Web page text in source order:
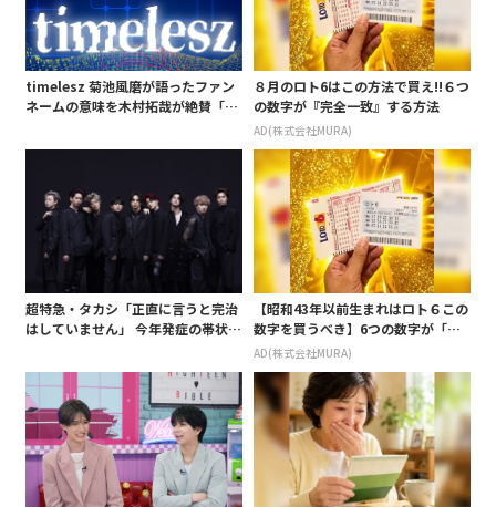
timelesz 菊池風磨が語ったファン
ネームの意味を木村拓哉が絶賛「考
８月のロト6はこの方法で買え!!６つ
の数字が『完全一致』する方法
AD(株式会社MURA)
超特急・タカシ「正直に言うと完治
はしていません」 今年発症の帯状疱
白 後遺症も語る
【昭和43年以前生まれはロト６この
数字を買うべき】6つの数字が「完
全一致」する方法
AD(株式会社MURA)